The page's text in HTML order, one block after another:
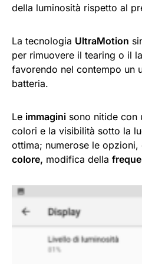
della luminosità rispetto al
La tecnologia UltraMotion
per rimuovere il tearing o il
favorendo nel contempo un
batteria.
Le immagini sono nitide con
colori e la visibilità sotto la
ottima; numerose le opzioni,
colore, modifica della